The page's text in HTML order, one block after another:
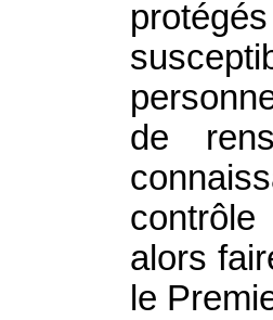
de
alors
le